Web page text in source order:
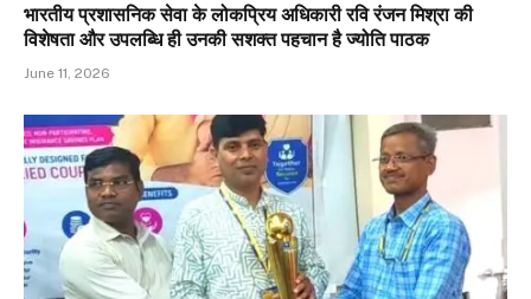
भारतीय प्रशासनिक सेवा के लोकप्रिय अधिकारी रवि रंजन मिश्रा की
विशेषता और उपलब्धि ही उनकी सशक्त पहचान है ज्योति पाठक
June 11, 2026